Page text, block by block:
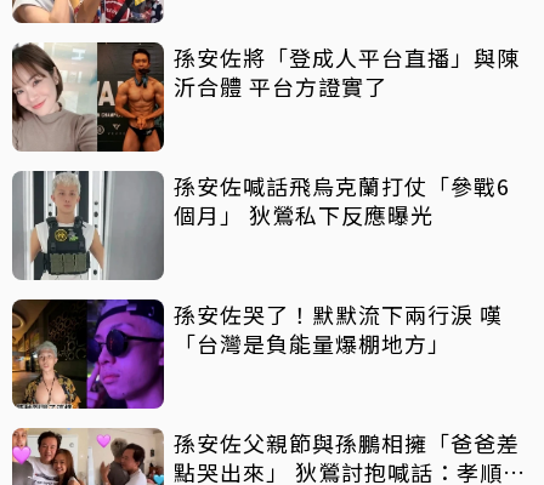
孫安佐將「登成人平台直播」與陳
沂合體 平台方證實了
孫安佐喊話飛烏克蘭打仗「參戰6
個月」 狄鶯私下反應曝光
孫安佐哭了！默默流下兩行淚 嘆
「台灣是負能量爆棚地方」
孫安佐父親節與孫鵬相擁「爸爸差
點哭出來」 狄鶯討抱喊話：孝順是